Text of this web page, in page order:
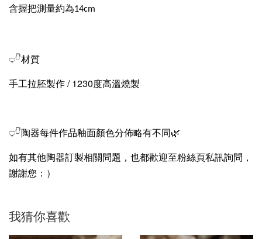
含握把測量約為14cm
𓂑𓎹材質
手工拉胚製作 / 1230度高溫燒製
𓂑𓎹陶器每件作品釉面顏色分佈略有不同🌿
如有其他陶器訂製相關問題，也都歡迎至粉絲頁私訊詢問，
謝謝您：）
我猜你喜歡